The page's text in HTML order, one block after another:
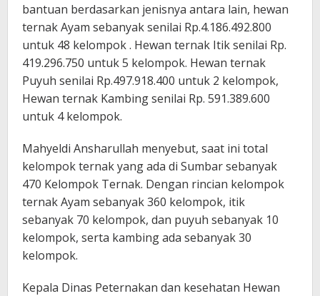
bantuan berdasarkan jenisnya antara lain, hewan
ternak Ayam sebanyak senilai Rp.4.186.492.800
untuk 48 kelompok . Hewan ternak Itik senilai Rp.
419.296.750 untuk 5 kelompok. Hewan ternak
Puyuh senilai Rp.497.918.400 untuk 2 kelompok,
Hewan ternak Kambing senilai Rp. 591.389.600
untuk 4 kelompok.
Mahyeldi Ansharullah menyebut, saat ini total
kelompok ternak yang ada di Sumbar sebanyak
470 Kelompok Ternak. Dengan rincian kelompok
ternak Ayam sebanyak 360 kelompok, itik
sebanyak 70 kelompok, dan puyuh sebanyak 10
kelompok, serta kambing ada sebanyak 30
kelompok.
Kepala Dinas Peternakan dan kesehatan Hewan